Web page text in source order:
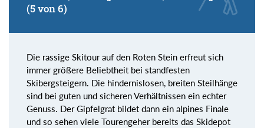
(5 von 6)
Die rassige Skitour auf den Roten Stein erfreut sich
immer größere Beliebtheit bei standfesten
Skibergsteigern. Die hindernislosen, breiten Steilhänge
sind bei guten und sicheren Verhältnissen ein echter
Genuss. Der Gipfelgrat bildet dann ein alpines Finale
und so sehen viele Tourengeher bereits das Skidepot